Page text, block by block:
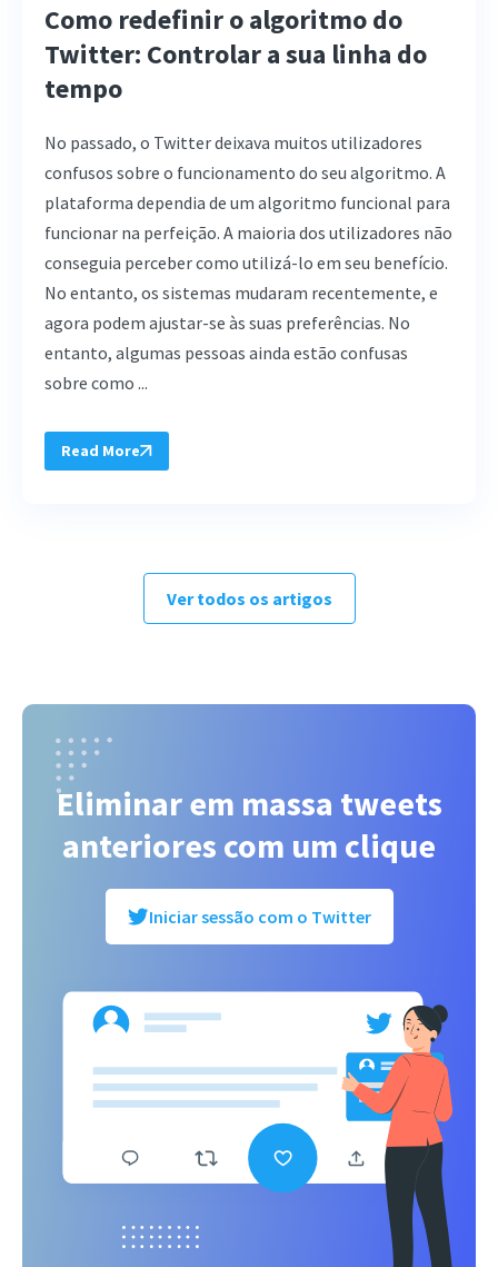
Como redefinir o algoritmo do
Twitter: Controlar a sua linha do
tempo
No passado, o Twitter deixava muitos utilizadores
confusos sobre o funcionamento do seu algoritmo. A
plataforma dependia de um algoritmo funcional para
funcionar na perfeição. A maioria dos utilizadores não
conseguia perceber como utilizá-lo em seu benefício.
No entanto, os sistemas mudaram recentemente, e
agora podem ajustar-se às suas preferências. No
entanto, algumas pessoas ainda estão confusas
sobre como ...
Read More
Ver todos os artigos
Eliminar em massa tweets
anteriores com um clique
Iniciar sessão com o Twitter